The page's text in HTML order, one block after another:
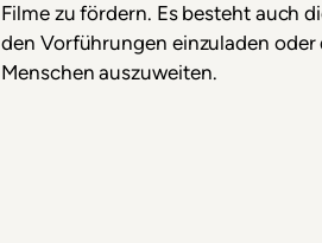
Filme zu fördern. Es besteht auch
den Vorführungen einzuladen
Menschen auszuweiten.